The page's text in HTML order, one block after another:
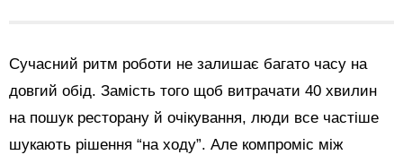
Сучасний ритм роботи не залишає багато часу на
довгий обід. Замість того щоб витрачати 40 хвилин
на пошук ресторану й очікування, люди все частіше
шукають рішення “на ходу”. Але компроміс між